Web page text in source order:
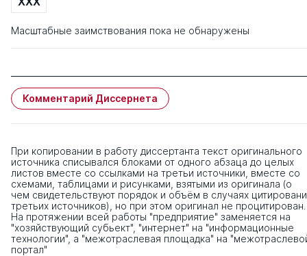
Масштабные заимствования пока не обнаружены
Комментарий Диссернета
При копировании в работу диссертанта текст оригинального
источника списывался блоками от одного абзаца до целых
листов вместе со ссылками на третьи источники, вместе со
схемами, таблицами и рисунками, взятыми из оригинала (о
чем свидетельствуют порядок и объём в случаях
третьих источников), но при этом оригинал не процитирован.
На протяжении всей работы "предприятие" заменяется на
"хозяйствующий субьект", "интернет" на "информационные
технологии", а "межотраслевая площадка" на
портал"